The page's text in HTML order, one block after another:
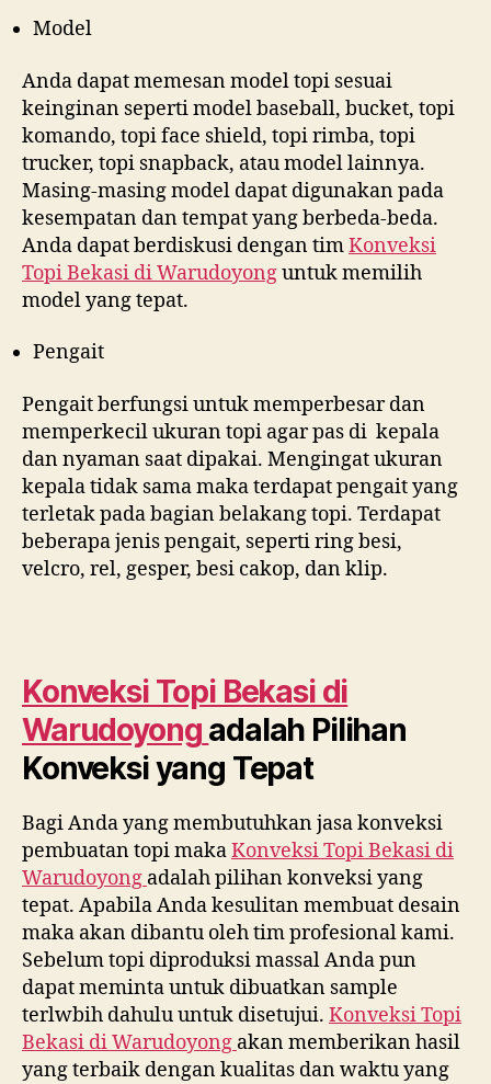
Model
Anda dapat memesan model topi sesuai
keinginan seperti model baseball, bucket, topi
komando, topi face shield, topi rimba, topi
trucker, topi snapback, atau model lainnya.
Masing-masing model dapat digunakan pada
kesempatan dan tempat yang berbeda-beda.
Anda dapat berdiskusi dengan timKonveksi
Topi Bekasi diWarudoyonguntuk memilih
model yang tepat.
Pengait
Pengait berfungsi untuk memperbesar dan
memperkecil ukuran topi agar pas di kepala
dan nyaman saat dipakai. Mengingat ukuran
kepala tidak sama maka terdapat pengait yang
terletak pada bagian belakang topi. Terdapat
beberapa jenis pengait, seperti ring besi,
velcro, rel, gesper, besi cakop, dan klip.
Konveksi Topi Bekasi di
Warudoyong adalah Pilihan
Konveksi yang Tepat
Bagi Anda yang membutuhkan jasa konveksi
pembuatan topi makaKonveksi Topi Bekasi di
Warudoyong adalah pilihan konveksi yang
tepat. Apabila Anda kesulitan membuat desain
maka akan dibantu oleh tim profesional kami.
Sebelum topi diproduksi massal Anda pun
dapat meminta untuk dibuatkan sample
terlwbih dahulu untuk disetujui. Konveksi Topi
Bekasi diWarudoyong akan memberikan hasil
yang terbaik dengan kualitas dan waktu yang